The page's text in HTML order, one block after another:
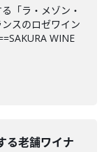
「ラ・メゾン・
スのロゼワイン
WINE
る老舗ワイナ